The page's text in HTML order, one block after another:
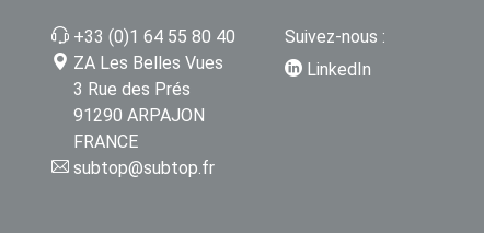
+33 (0)1 64 55 80 40
ZA Les Belles Vues
3 Rue des Prés
91290 ARPAJON
FRANCE
subtop@subtop.fr
Suivez-nous :
LinkedIn